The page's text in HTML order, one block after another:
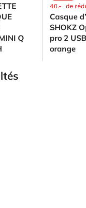
Q
40.- de
Casque
SHOKZ
pro 2
orange